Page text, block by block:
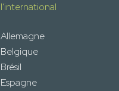
l'international
Allemagne
Belgique
Brésil
Espagne